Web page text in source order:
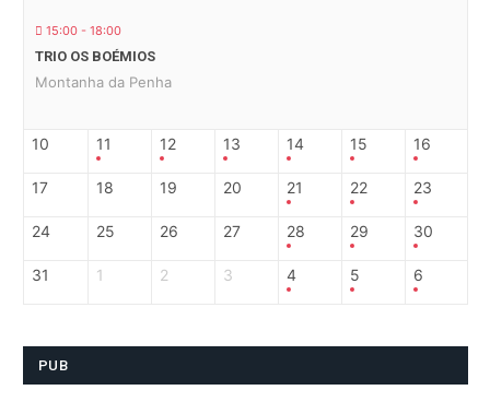
15:00 - 18:00
TRIO OS BOÉMIOS
Montanha da Penha
10 11 12 13 14 15 16
17 18 19 20 21 22 23
24 25 26 27 28 29 30
31 1 2 3 4 5 6
PUB